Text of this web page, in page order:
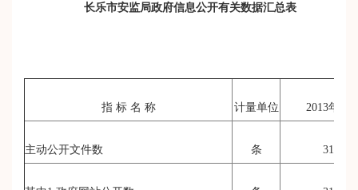
长乐市安监局政府信息公开有关数据汇总表
指 标 名 称 计量单位 2013年度
主动公开文件数 条 31